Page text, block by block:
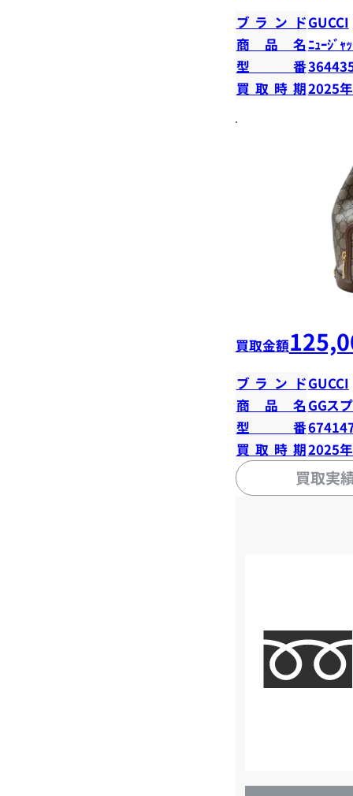
ブランドGUCCI
商品名ﾆｭｰｼﾞｬ
型番
買取時期2025
買取金額
ブランドGUCCI
商品名 GGス
型番
買取時期2025
買取実